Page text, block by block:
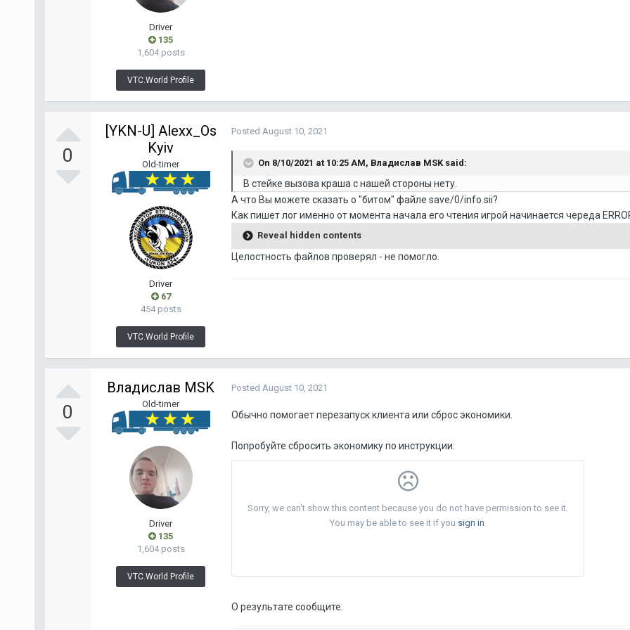
Driver
135
1,604 posts
VTC.World Profile
0
[YKN-U] Alexx_Os
Kyiv
Old-timer
Driver
67
454 posts
VTC.World Profile
Posted August 10, 2021
On 8/10/2021 at 10:25 AM, Владислав MSKsaid:
В стейке вызова краша с нашей стороны нету.
А что Вы можете сказать о "битом" файле save/0/info.sii?
Как пишет лог именно от момента начала его чтения игрой начинается череда
Reveal hidden contents
Целостность файлов проверял - не помогло.
0
Владислав MSK
Old-timer
Driver
135
1,604 posts
VTC.World Profile
Posted August 10, 2021
Обычно помогает перезапуск клиента или сброс экономики.
Попробуйте сбросить экономику по инструкции:
О результате сообщите.